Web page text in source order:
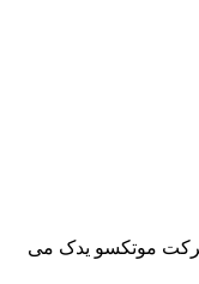
موتکسو یدک می